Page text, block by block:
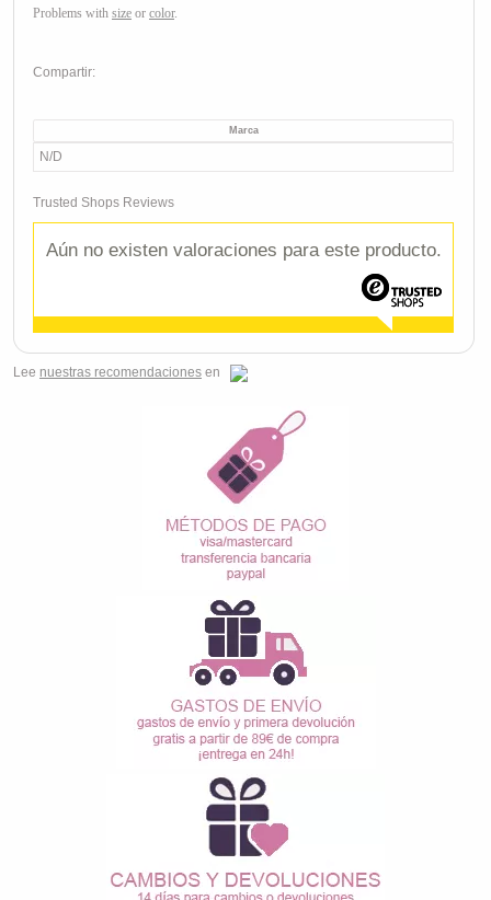
Problems with size or color.
Compartir:
Marca
N/D
Trusted Shops Reviews
Aún no existen valoraciones para este producto.
Lee nuestras recomendaciones en